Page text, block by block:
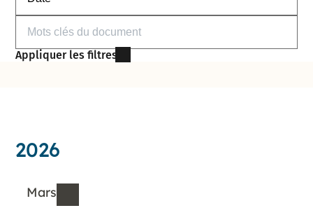
Filtrer par mots-clés
Appliquer les filtres
2026
Mars